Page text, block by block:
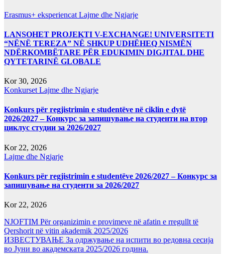
Erasmus+ eksperiencat Lajme dhe Ngjarje
LANSOHET PROJEKTI V-EXCHANGE! UNIVERSITETI
“NËNË TEREZA” NË SHKUP UDHËHEQ NISMËN
NDËRKOMBËTARE PËR EDUKIMIN DIGJITAL DHE
QYTETARINË GLOBALE
Kor 30, 2026
Konkurset Lajme dhe Ngjarje
Konkurs për regjistrimin e studentëve në ciklin e dytë
2026/2027 – Конкурс за запишување на студенти на втор
циклус студии за 2026/2027
Kor 22, 2026
Lajme dhe Ngjarje
Konkurs për regjistrimin e studentëve 2026/2027 – Конкурс за
запишување на студенти за 2026/2027
Kor 22, 2026
NJOFTIM Për organizimin e provimeve në afatin e rregullt të
Qershorit në vitin akademik 2025/2026
ИЗВЕСТУВАЊЕ За одржување на испити во редовна сесија
во Јуни во академската 2025/2026 година.